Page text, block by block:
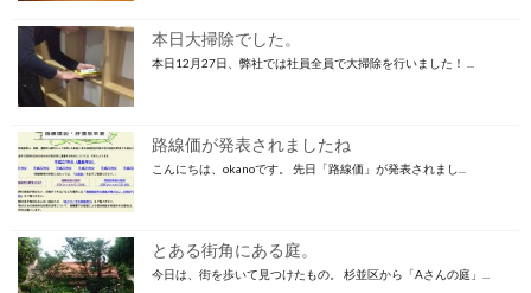
本日大掃除でした。
本日12月27日、弊社では社員全員で大掃除を行いました！ ...
路線価が発表されましたね
こんにちは、okanoです。 先日「路線価」が発表されまし...
とある街角にある庭。
今日は、街を歩いて見つけたもの。 杉並区から「Aさんの庭」...